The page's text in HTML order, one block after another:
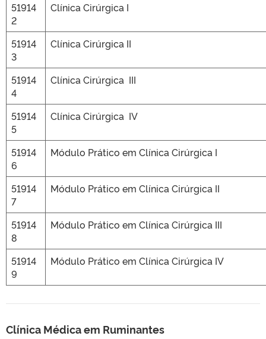
51914
2
Clínica Cirúrgica I
51914
3
Clínica Cirúrgica II
51914
4
Clínica Cirúrgica III
51914
5
Clínica Cirúrgica IV
51914
6
Módulo Prático em Clínica Cirúrgica I
51914
7
Módulo Prático em Clínica Cirúrgica II
51914
8
Módulo Prático em Clínica Cirúrgica III
51914
9
Módulo Prático em Clínica Cirúrgica IV
Clínica Médica em Ruminantes